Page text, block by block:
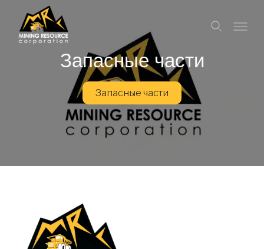
Запасные части
Запасные части